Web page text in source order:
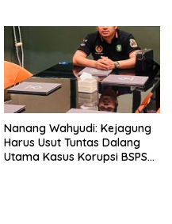
Nanang Wahyudi: Kejagung
Harus Usut Tuntas Dalang
Utama Kasus Korupsi BSPS